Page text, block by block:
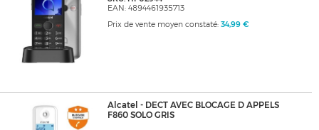
EAN: 4894461935713
Prix de vente moyen constaté: 34,99 €
Alcatel - DECT AVEC BLOCAGE D APPELS
F860 SOLO GRIS